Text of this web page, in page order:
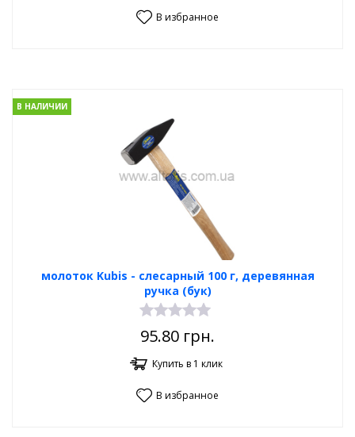
В избранное
молоток Kubis - слесарный 100 г, деревянная
ручка (бук)
В НАЛИЧИИ
95.80 грн.
Купить в 1 клик
В избранное